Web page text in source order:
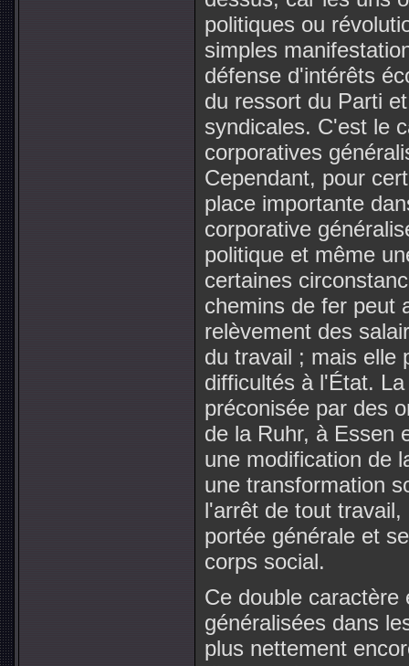
politiques ou
simples
défense d'intérêts
du ressort du Parti
syndicales. C'est le
corporatives
Cependant, pour
place importante
corporative
politique et même
certaines
chemins de fer peut
relèvement des
du travail ; mais elle
difficultés à l'État.
préconisée par des
de la Ruhr, à Essen
une modification de
une transformation
l'arrêt de tout
portée générale et
corps social.
Ce double caractère
généralisées dans
plus nettement